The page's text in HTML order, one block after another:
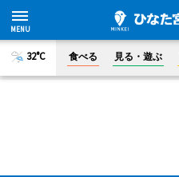
32°C 食べる 見る・遊ぶ